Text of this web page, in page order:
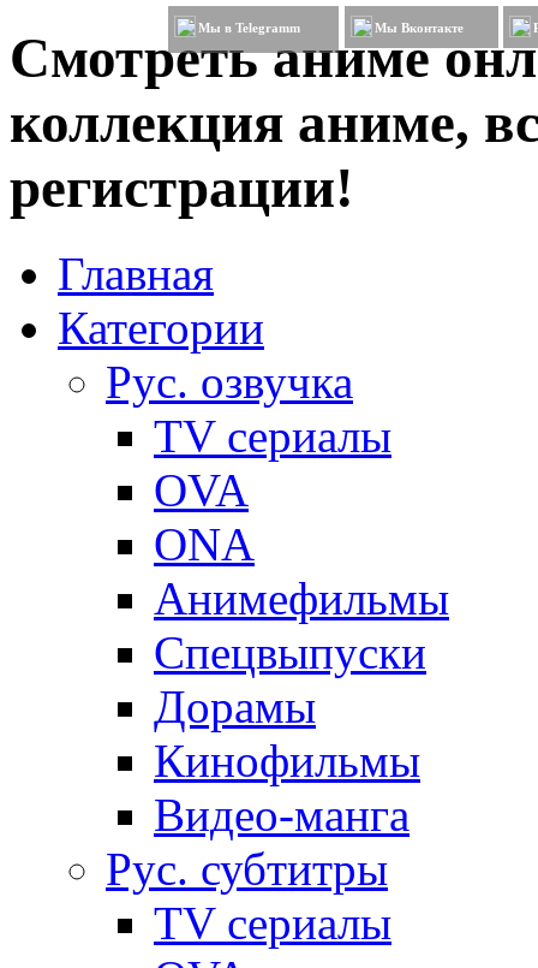
Смотреть аниме
коллекция аниме,
регистрации!
Мы в Telegramm Мы Вконтакте
Главная
Категории
Рус. озвучка
TV сериалы
OVA
ONA
Анимефильмы
Спецвыпуски
Дорамы
Кинофильмы
Видео-манга
Рус. субтитры
TV сериалы